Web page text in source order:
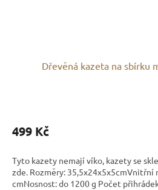
Dřevěná kazeta na sbírku
499 Kč
Tyto kazety nemají víko, kazety se
zde. Rozměry: 35,5x24x5x5cmVnitřní
cmNosnost: do 1200 g Počet